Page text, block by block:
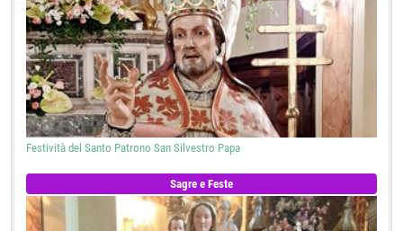
Festività del Santo Patrono San Silvestro Papa
Sagre e Feste